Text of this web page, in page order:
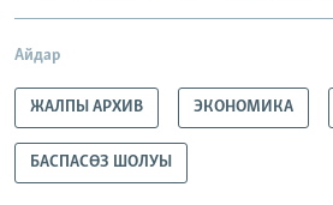
Айдар
ЖАЛПЫ АРХИВ ЭКОНОМИКА
БАСПАСӨЗ ШОЛУЫ